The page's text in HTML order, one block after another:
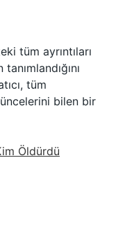
tüm ayrıntıları
tüm
bilen bir
Öldürdü